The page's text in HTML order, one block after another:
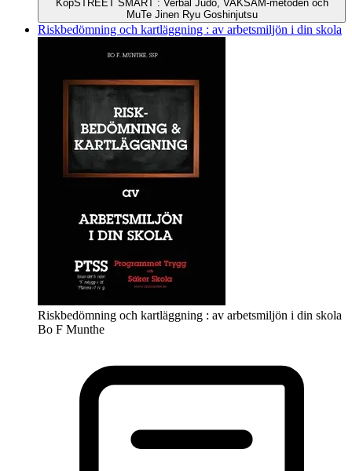
KöpSTREET SMART : Verbal Judo, VAKSAM-metoden och
MuTe Jinen Ryu Goshinjutsu
Riskbedömning och kartläggning : av arbetsmiljön i din skola
Riskbedömning och kartläggning : av arbetsmiljön i din skola
Bo F Munthe